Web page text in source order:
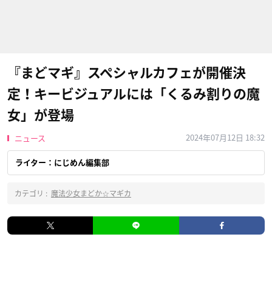
『まどマギ』スペシャルカフェが開催決
定！キービジュアルには「くるみ割りの魔
女」が登場
ニュース 2024年07月12日 18:32
ライター：にじめん編集部
カテゴリ : 魔法少女まどか☆マギカ